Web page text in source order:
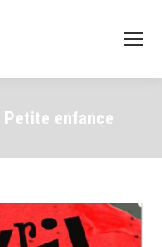
Petite enfance